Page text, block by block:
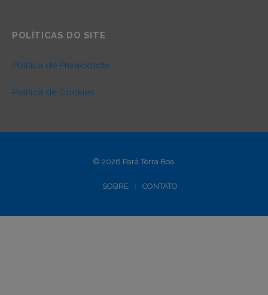
POLÍTICAS DO SITE
Política de Privacidade
Política de Cookies
© 2026 Pará Terra Boa.
SOBRE CONTATO